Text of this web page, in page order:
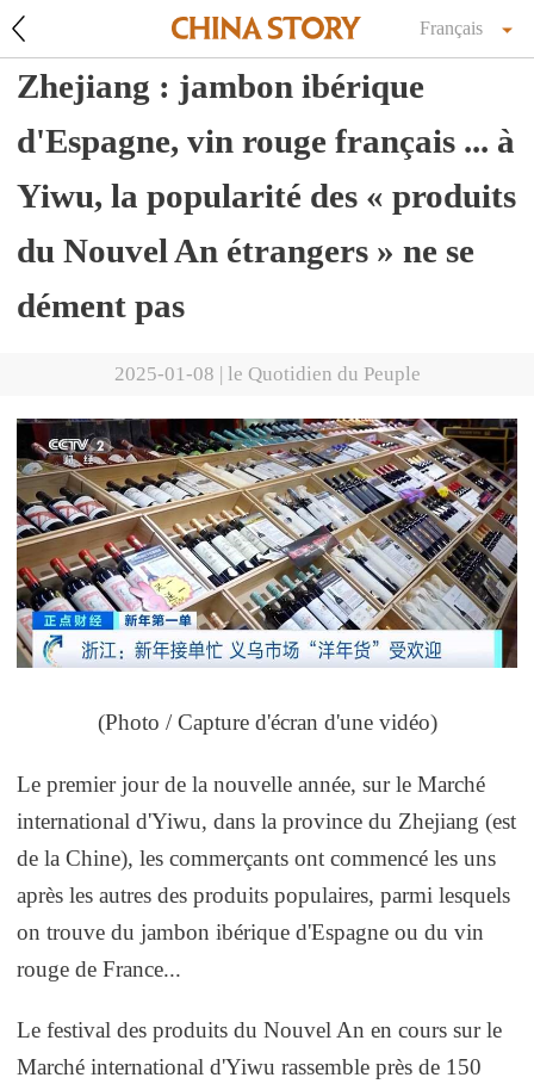
Français
Zhejiang : jambon ibérique
d'Espagne, vin rouge français ... à
Yiwu, la popularité des « produits
du Nouvel An étrangers » ne se
dément pas
2025-01-08 | le Quotidien du Peuple
(Photo / Capture d'écran d'une vidéo)
Le premier jour de la nouvelle année, sur le Marché
international d'Yiwu, dans la province du Zhejiang (est
de la Chine), les commerçants ont commencé les uns
après les autres des produits populaires, parmi lesquels
on trouve du jambon ibérique d'Espagne ou du vin
rouge de France...
Le festival des produits du Nouvel An en cours sur le
Marché international d'Yiwu rassemble près de 150